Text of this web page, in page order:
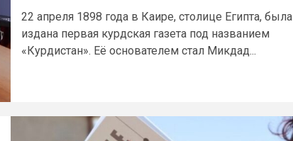
22 апреля 1898 года в Каире, столице Египта, была
издана первая курдская газета под названием
«Курдистан». Её основателем стал Микдад...